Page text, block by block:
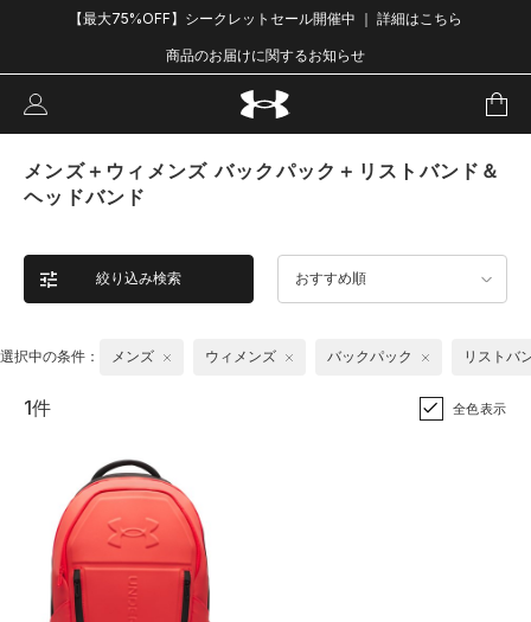
【最大75%OFF】シークレットセール開催中 ｜ 詳細はこちら
商品のお届けに関するお知らせ
メンズ＋ウィメンズ バックパック＋リストバンド＆
ヘッドバンド
絞り込み検索 おすすめ順
選択中の条件： メンズ ウィメンズ バックパック リストバ
1件 全色表示